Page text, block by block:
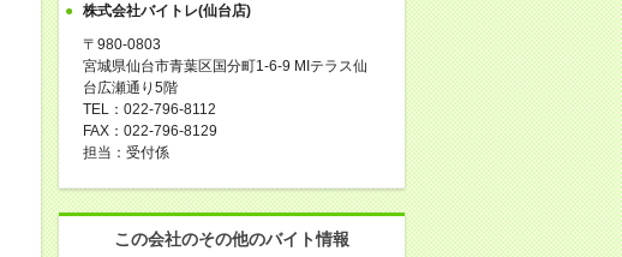
株式会社バイトレ(仙台店)
〒980-0803
宮城県仙台市青葉区国分町1-6-9 MIテラス仙
台広瀬通り5階
TEL：022-796-8112
FAX：022-796-8129
担当：受付係
この会社のその他のバイト情報